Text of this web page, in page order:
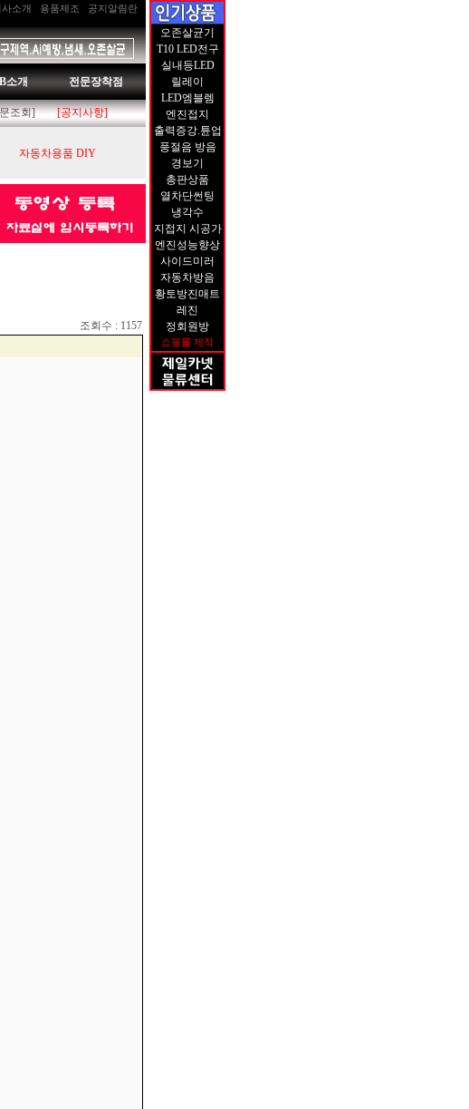
사소개 용품제조 공지알림란
소개 전문장착점
조회] [공지사항]
자동차용품 DIY
조회수 : 1157
오존살균기
T10 LED전구
실내등LED
릴레이
LED엠블렘
엔진접지
출력증강.튠업
풍절음 방음
경보기
총판상품
열차단썬팅
냉각수
지접지 시공가
엔진성능향상
사이드미러
자동차방음
황토방진매트
레진
정회원방
쇼핑몰 제작